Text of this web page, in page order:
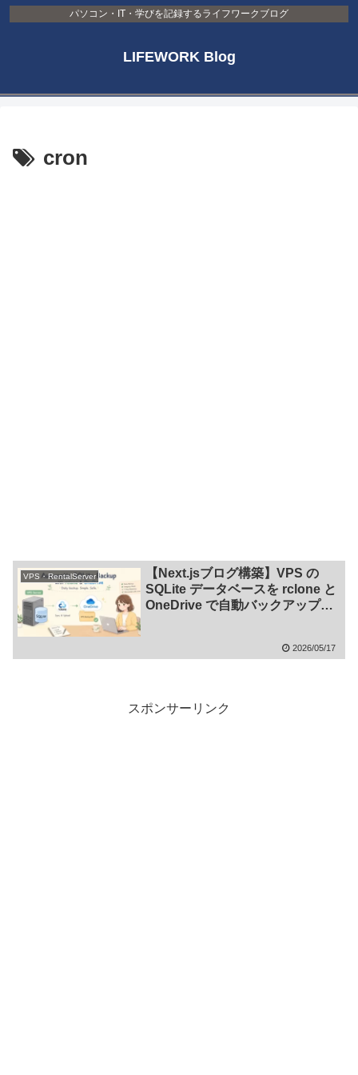
パソコン・IT・学びを記録するライフワークブログ
LIFEWORK Blog
cron
VPS・RentalServer
【Next.jsブログ構築】VPS の
SQLite データベースを rclone と
OneDrive で自動バックアップす
2026/05/17
スポンサーリンク